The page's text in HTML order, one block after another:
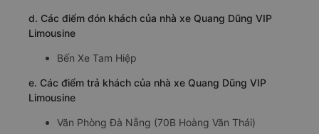
d. Các điểm đón khách của nhà xe Quang Dũng VIP
Limousine
Bến Xe Tam Hiệp
e. Các điểm trả khách của nhà xe Quang Dũng VIP
Limousine
Văn Phòng Đà Nẵng (70B Hoàng Văn Thái)